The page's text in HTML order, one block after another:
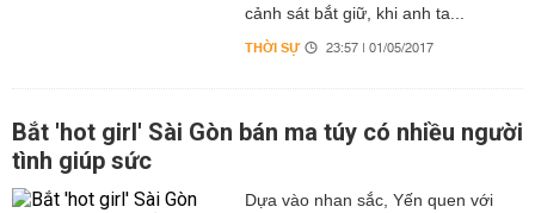
cảnh sát bắt giữ, khi anh ta...
THỜI SỰ 23:57 | 01/05/2017
Bắt 'hot girl' Sài Gòn bán ma túy có nhiều người
tình giúp sức
Dựa vào nhan sắc, Yến quen với